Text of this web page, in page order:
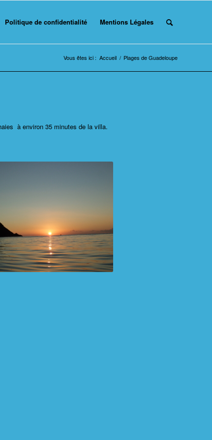
Politique de confidentialité Mentions Légales
Vous êtes ici : Accueil / Plages de Guadeloupe
à environ 35 minutes de la villa.